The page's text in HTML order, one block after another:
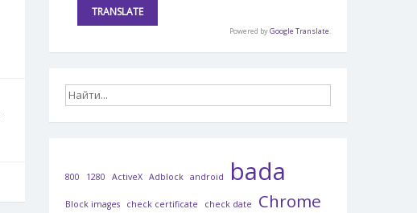
Powered byGoogle Translate.
800 1280 ActiveX Adblock android bada
Block images check certificate check date Chrome